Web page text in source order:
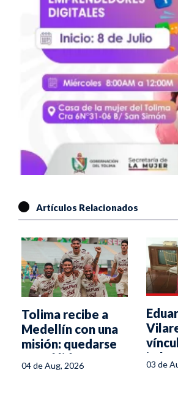
Artículos Relacionados
Tolima recibe a
Medellín con una
misión: quedarse
con el liderato
04 de Aug, 2026 03 de